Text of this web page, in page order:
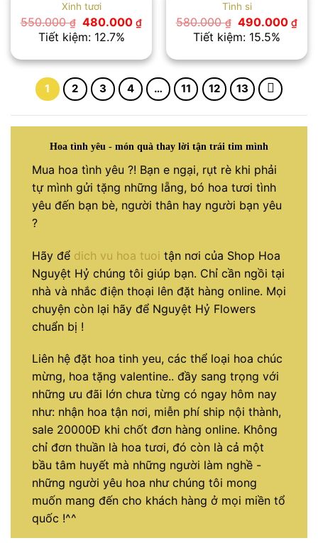
Xinh tươi
550.000₫ Giá
gốc
là:
480.000₫Giá
là:
480.000 ₫.
Tiết kiệm: 12.7%
Tình si
580.000₫ Giá
gốc
là:
490.000₫Giá
là:
Tiết kiệm: 15.5%
1 2 3 4 … 11 12 13
Hoa tình yêu - món quà thay lời tận trái tim mình
Mua hoa tình yêu ?! Bạn e ngại, rụt rè khi phải
tự mình gửi tặng những lẵng, bó hoa tươi tình
yêu đến bạn bè, người thân hay người bạn yêu
?
Hãy để dich vu hoa tuoi tận nơi của Shop Hoa
Nguyệt Hỷ chúng tôi giúp bạn. Chỉ cần ngồi tại
nhà và nhắc điện thoại lên đặt hàng online. Mọi
chuyện còn lại hãy để Nguyệt Hỷ Flowers
chuẩn bị !
Liên hệ đặt hoa tinh yeu, các thể loại hoa chúc
mừng, hoa tặng valentine.. đầy sang trọng với
những ưu đãi lớn chưa từng có ngay hôm nay
như: nhận hoa tận nơi, miễn phí ship nội thành,
sale 20000Đ khi chốt đơn hàng online. Không
chỉ đơn thuần là hoa tươi, đó còn là cả một
bầu tâm huyết mà những người làm nghề -
những người yêu hoa như chúng tôi mong
muốn mang đến cho khách hàng ở mọi miền tổ
quốc !^^